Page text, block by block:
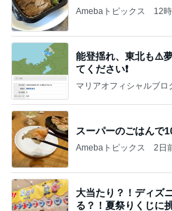
Amebaトピックス 12
能登揺れ、東北も⚠️
てください❗️
マリアオフィシャルブロ
スーパーのごはんで
Amebaトピックス 2日
大当たり？！ディズ
る？！夏祭りくじに